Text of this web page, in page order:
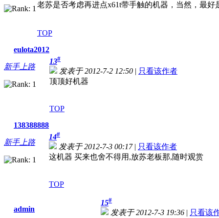
老苏是否考虑再进点x61t带手触的机器，当然，最
TOP
eulota2012
新手上路
13#
发表于 2012-7-2 12:50 | 只看该作者
顶顶好机器
TOP
138388888
新手上路
14#
发表于 2012-7-3 00:17| 只看该作者
这机器 买来也舍不得用,放苏老板那,随时观赏
TOP
admin
15#
发表于 2012-7-3 19:36 | 只看该